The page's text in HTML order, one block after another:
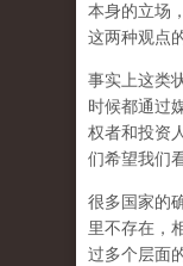
本身的立场
这两种观点的
事实上这类
时候都通过
权者和投资
们希望我们
很多国家的
里不存在，
过多个层面